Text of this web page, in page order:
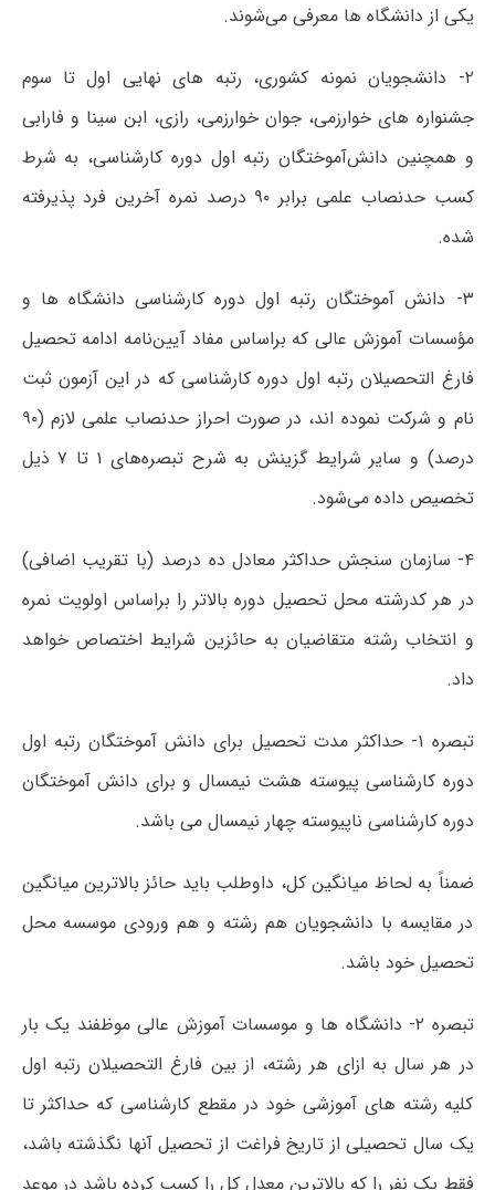
یکی از دانشگاه ها معرفی می‌شوند.
۲- دانشجویان نمونه کشوری، رتبه های نهایی اول تا سوم
جشنواره های خوارزمی، جوان خوارزمی، رازی، ابن سینا و فارابی
و همچنین دانش‌آموختگان رتبه اول دوره کارشناسی، به شرط
کسب حدنصاب علمی برابر ۹۰ درصد نمره آخرین فرد پذیرفته
شده.
۳- دانش آموختگان رتبه اول دوره کارشناسی دانشگاه ها و
مؤسسات آموزش عالی که براساس مفاد آیین‌نامه ادامه تحصیل
فارغ التحصیلان رتبه اول دوره کارشناسی که در این آزمون ثبت
نام و شرکت نموده اند، در صورت احراز حدنصاب علمی لازم (۹۰
درصد) و سایر شرایط گزینش به شرح تبصره‌های ۱ تا ۷ ذیل
تخصیص داده می‌شود.
۴- سازمان سنجش حداکثر معادل ده درصد (با تقریب اضافی)
در هر کدرشته محل تحصیل دوره بالاتر را براساس اولویت نمره
و انتخاب رشته متقاضیان به حائزین شرایط اختصاص خواهد
داد.
تبصره ۱- حداکثر مدت تحصیل برای دانش آموختگان رتبه اول
دوره کارشناسی پیوسته هشت نیمسال و برای دانش آموختگان
دوره کارشناسی ناپیوسته چهار نیمسال می باشد.
ضمناً به لحاظ میانگین کل، داوطلب باید حائز بالاترین میانگین
در مقایسه با دانشجویان هم رشته و هم ورودی موسسه محل
تحصیل خود باشد.
تبصره ۲- دانشگاه ها و موسسات آموزش عالی موظفند یک بار
در هر سال به ازای هر رشته، از بین فارغ التحصیلان رتبه اول
کلیه رشته های آموزشی خود در مقطع کارشناسی که حداکثر تا
یک سال تحصیلی از تاریخ فراغت از تحصیل آنها نگذشته باشد،
فقط یک نفر را که بالاترین معدل کل را کسب کرده باشد در موعد